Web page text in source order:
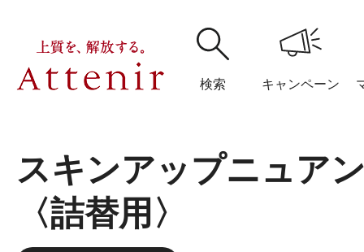
検索 キャンペーン
購入履歴 閲覧履
スキンアップニュア
〈詰替用〉